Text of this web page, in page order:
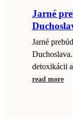
Jarné
Jarné
detoxikácii
read more